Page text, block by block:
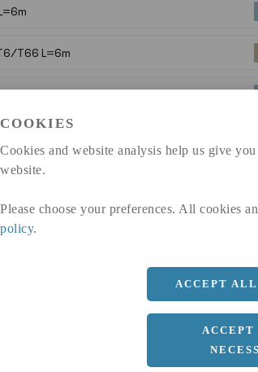
COOKIES
Cookies and website analysis help us give
website.
Please choose your preferences. All cookies
policy.
ACCEPT
ACCEPT
T66 L=6m
T66 L=6m
L=6m
T66 L=6m